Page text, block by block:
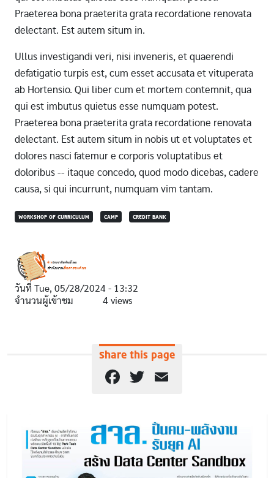
Praeterea bona praeterita grata recordatione renovata
delectant. Est autem situm in.
Ullus investigandi veri, nisi inveneris, et quaerendi
defatigatio turpis est, cum esset accusata et vituperata
ab Hortensio. Qui liber cum et mortem contemnit, qua
qui est imbutus quietus esse numquam potest.
Praeterea bona praeterita grata recordatione renovata
delectant. Est autem situm in nobis ut et voluptates et
dolores nasci fatemur e corporis voluptatibus et
doloribus -- itaque concedo, quod modo dicebas, cadere
causa, si qui incurrunt, numquam vim tantam.
WORKSHOP OF CURRICULUM CAMP CREDIT BANK
วันที่ Tue, 05/28/2024 - 13:32
จำนวนผู้เข้าชม
4 views
Share this page
Facebook
Twitter